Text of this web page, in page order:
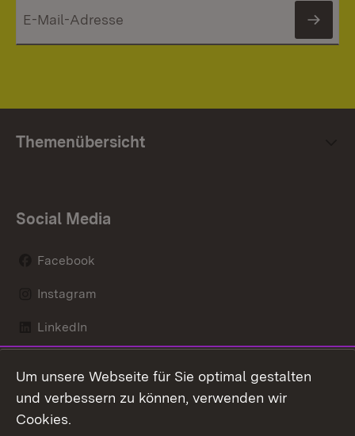
Themenübersicht
Social Media
Facebook
Instagram
LinkedIn
X / Twitter
Youtube
Um unsere Webseite für Sie optimal gestalten
und verbessern zu können, verwenden wir
Cookies.